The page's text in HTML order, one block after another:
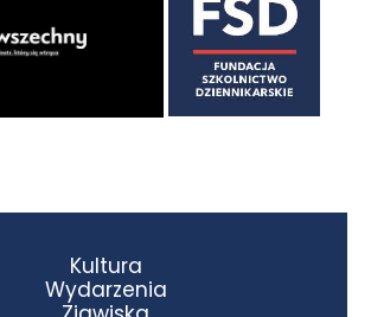
Kultura
Wydarzenia